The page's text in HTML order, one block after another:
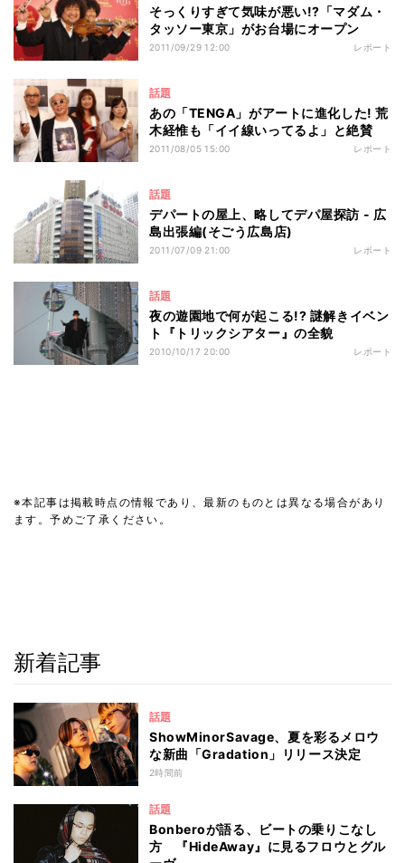
そっくりすぎて気味が悪い!?「マダム・
タッソー東京」がお台場にオープン
2011/09/29 12:00 レポート
話題
あの「TENGA」がアートに進化した! 荒
木経惟も「イイ線いってるよ」と絶賛
2011/08/05 15:00 レポート
話題
デパートの屋上、略してデパ屋探訪 - 広
島出張編(そごう広島店)
2011/07/09 21:00 レポート
話題
夜の遊園地で何が起こる!? 謎解きイベン
ト『トリックシアター』の全貌
2010/10/17 20:00 レポート
※本記事は掲載時点の情報であり、最新のものとは異なる場合があり
ます。予めご了承ください。
新着記事
話題
ShowMinorSavage、夏を彩るメロウ
な新曲「Gradation」リリース決定
2時間前
話題
Bonberoが語る、ビートの乗りこなし
方 『HideAway』に見るフロウとグル